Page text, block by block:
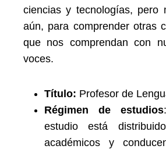
ciencias y tecnologías, pero
aún, para comprender otras
que nos comprendan con
voces.
Título: Profesor de
Régimen de estudios
estudio está
académicos y